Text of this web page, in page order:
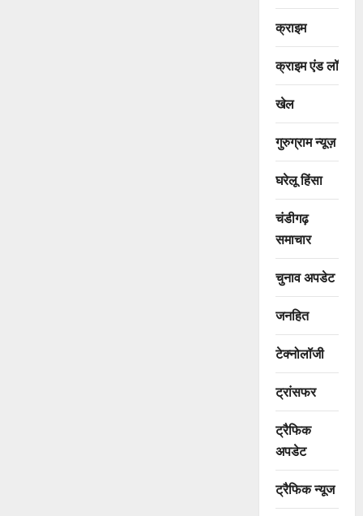
क्राइम
क्राइम एंड लॉ
खेल
गुरुग्राम न्यूज़
घरेलू हिंसा
चंडीगढ़
समाचार
चुनाव अपडेट
जनहित
टेक्नोलॉजी
ट्रांसफर
ट्रैफिक
अपडेट
ट्रैफिक न्यूज